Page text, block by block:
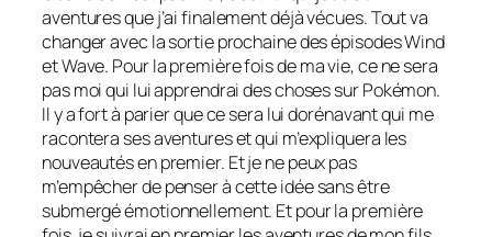
aventures que j’ai finalement déjà vécues. Tout va
changer avec la sortie prochaine des épisodesWind
etWave. Pour la première fois de ma vie, ce ne sera
pas moi qui lui apprendrai des choses surPokémon.
Il y a fort à parier que ce sera lui dorénavant qui me
racontera ses aventures et qui m’expliquera les
nouveautés en premier. Et je ne peux pas
m’empêcher de penser à cette idée sans être
submergé émotionnellement. Et pour la première